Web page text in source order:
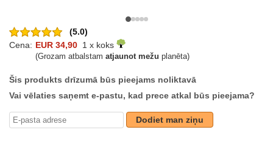
(5.0)
Cena: EUR 34,90 1 x koks
(Grozam atbalstam atjaunot mežu planēta)
Šis produkts drīzumā būs pieejams noliktavā
Vai vēlaties saņemt e-pastu, kad prece atkal būs pieejama?
Dodiet man ziņu